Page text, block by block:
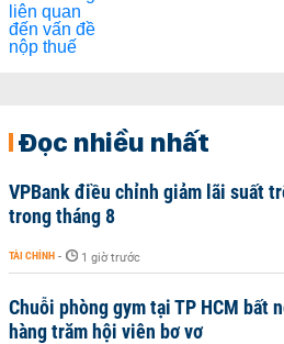
Đọc nhiều nhất
VPBank điều chỉnh giảm lãi suất
trong tháng 8
TÀI CHÍNH - 1 giờ trước
Chuỗi phòng gym tại TP HCM bất
hàng trăm hội viên bơ vơ